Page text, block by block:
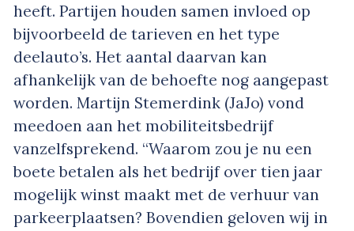
heeft. Partijen houden samen invloed op
bijvoorbeeld de tarieven en het type
deelauto’s. Het aantal daarvan kan
afhankelijk van de behoefte nog aangepast
worden. Martijn Stemerdink (JaJo) vond
meedoen aan het mobiliteitsbedrijf
vanzelfsprekend. “Waarom zou je nu een
boete betalen als het bedrijf over tien jaar
mogelijk winst maakt met de verhuur van
parkeerplaatsen? Bovendien geloven wij in